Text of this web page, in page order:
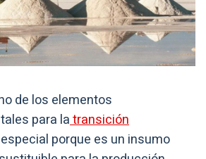
de los elementos
para latransición
porque es un insumo